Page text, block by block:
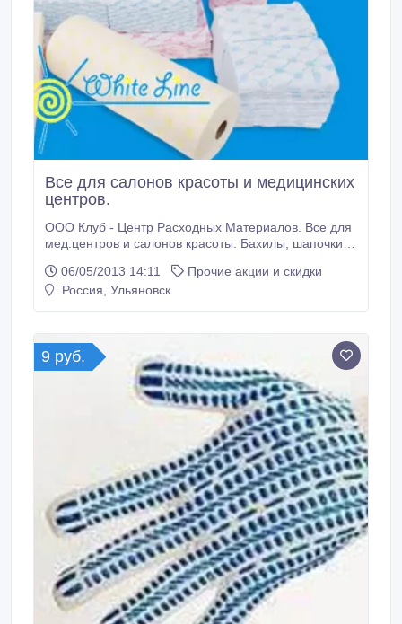
Все для салонов красоты и медицинских
центров.
ООО Клуб - Центр Расходных Материалов. Все для
мед.центров и салонов красоты. Бахилы, шапочки,
пододеяльники, трусики, халаты, наволочки, маски,
тапочки и др. Бахилы от 85 коп! Простыни от 3, 00
06/05/2013 14:11
Прочие акции и скидки
Россия, Ульяновск
9 руб.